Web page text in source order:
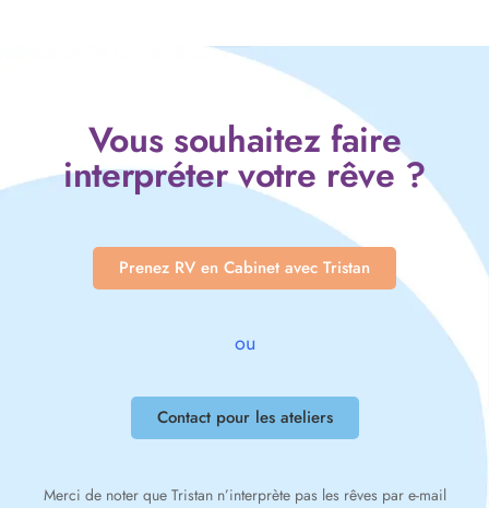
Vous souhaitez faire
interpréter votre rêve ?
Prenez RV en Cabinet avec Tristan
ou
Contact pour les ateliers
Merci de noter que Tristan n’interprète pas les rêves par e-mail